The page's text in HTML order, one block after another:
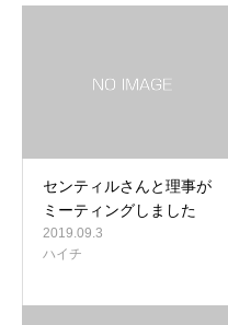
センティルさんと理事が
ミーティングしました
2019.09.3
ハイチ